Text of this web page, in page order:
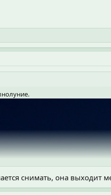
снимать, она выходит